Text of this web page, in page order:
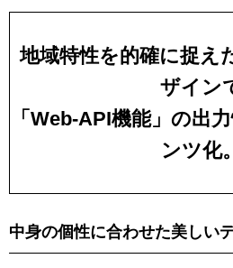
地域特性を的確に捉え
ザイン
「Web-API機能」の出
ンツ化。
中身の個性に合わせた美しい